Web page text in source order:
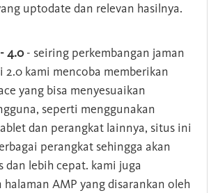
uptodate dan relevan hasilnya.
4.0- seiring perkembangan jaman
2.0 kami mencoba memberikan
yang bisa menyesuaikan
seperti menggunakan
dan perangkat lainnya, situs ini
perangkat sehingga akan
dan lebih cepat. kami juga
halaman AMP yang disarankan oleh